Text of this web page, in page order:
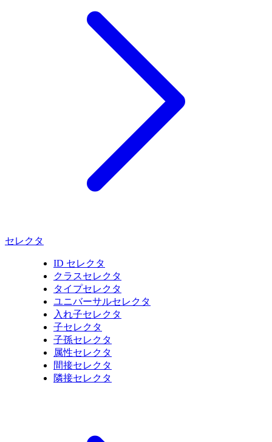
セレクタ
ID セレクタ
クラスセレクタ
タイプセレクタ
ユニバーサルセレクタ
入れ子セレクタ
子セレクタ
子孫セレクタ
属性セレクタ
間接セレクタ
隣接セレクタ